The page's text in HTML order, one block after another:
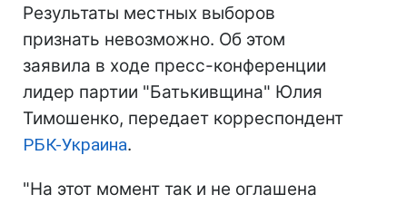
Результаты местных выборов
признать невозможно. Об этом
заявила в ходе пресс-конференции
лидер партии "Батькивщина" Юлия
Тимошенко, передает корреспондент
РБК-Украина.
"На этот момент так и не оглашена